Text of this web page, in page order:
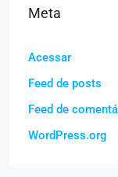
Meta
Acessar
Feed de posts
Feed de
WordPress.org